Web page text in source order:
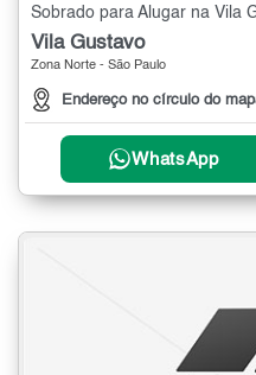
Sobrado para Alugar na Vila
Vila Gustavo
Zona Norte - São Paulo
Endereço no círculo do
WhatsApp